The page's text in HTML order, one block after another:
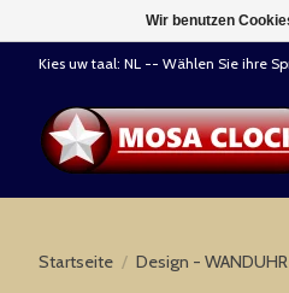
Kies uw taal: NL -- Wählen Sie ihre
Startseite / Design - WANDUHR
Wir benutzen